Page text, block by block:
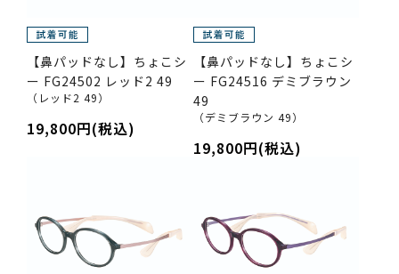
【鼻パッドなし】ちょこシ
ー FG24502 レッド2 49
（レッド2 49）
19,800円(税込)
【鼻パッドなし】ちょこシ
ー FG24516 デミブラウン
49
（デミブラウン 49）
19,800円(税込)